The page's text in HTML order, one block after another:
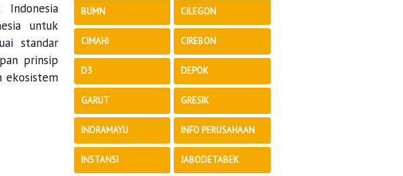
Indonesia
untuk
standar
prinsip
ekosistem
BUMN CILEGON
CIMAHI CIREBON
D3 DEPOK
GARUT GRESIK
INDRAMAYU INFO PERUSAHAAN
INSTANSI JABODETABEK